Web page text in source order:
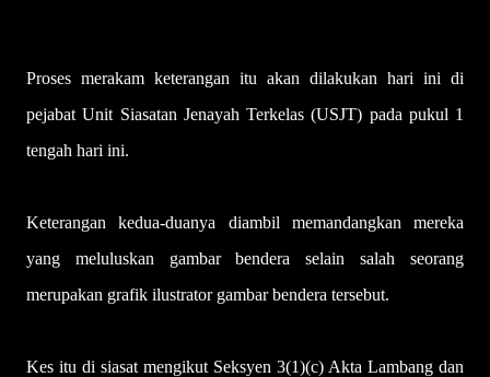
Proses merakam keterangan itu akan dilakukan hari ini di
pejabat Unit Siasatan Jenayah Terkelas (USJT) pada pukul 1
tengah hari ini.
Keterangan kedua-duanya diambil memandangkan mereka
yang meluluskan gambar bendera selain salah seorang
merupakan grafik ilustrator gambar bendera tersebut.
Kes itu di siasat mengikut Seksyen 3(1)(c) Akta Lambang dan